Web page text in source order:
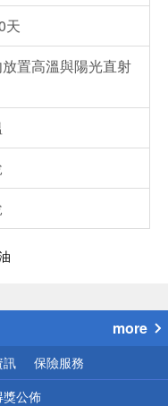
天
置高溫與陽光直射
more
訊 保險服務
獎公佈